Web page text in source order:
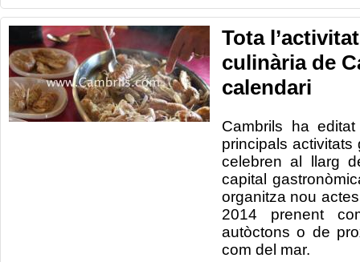
Tota
culinària de
calendari
Cambrils ha
principals activitats
celebren al llarg
capital
organitza nou actes
2014
prenent
autòctons o de
com del mar.